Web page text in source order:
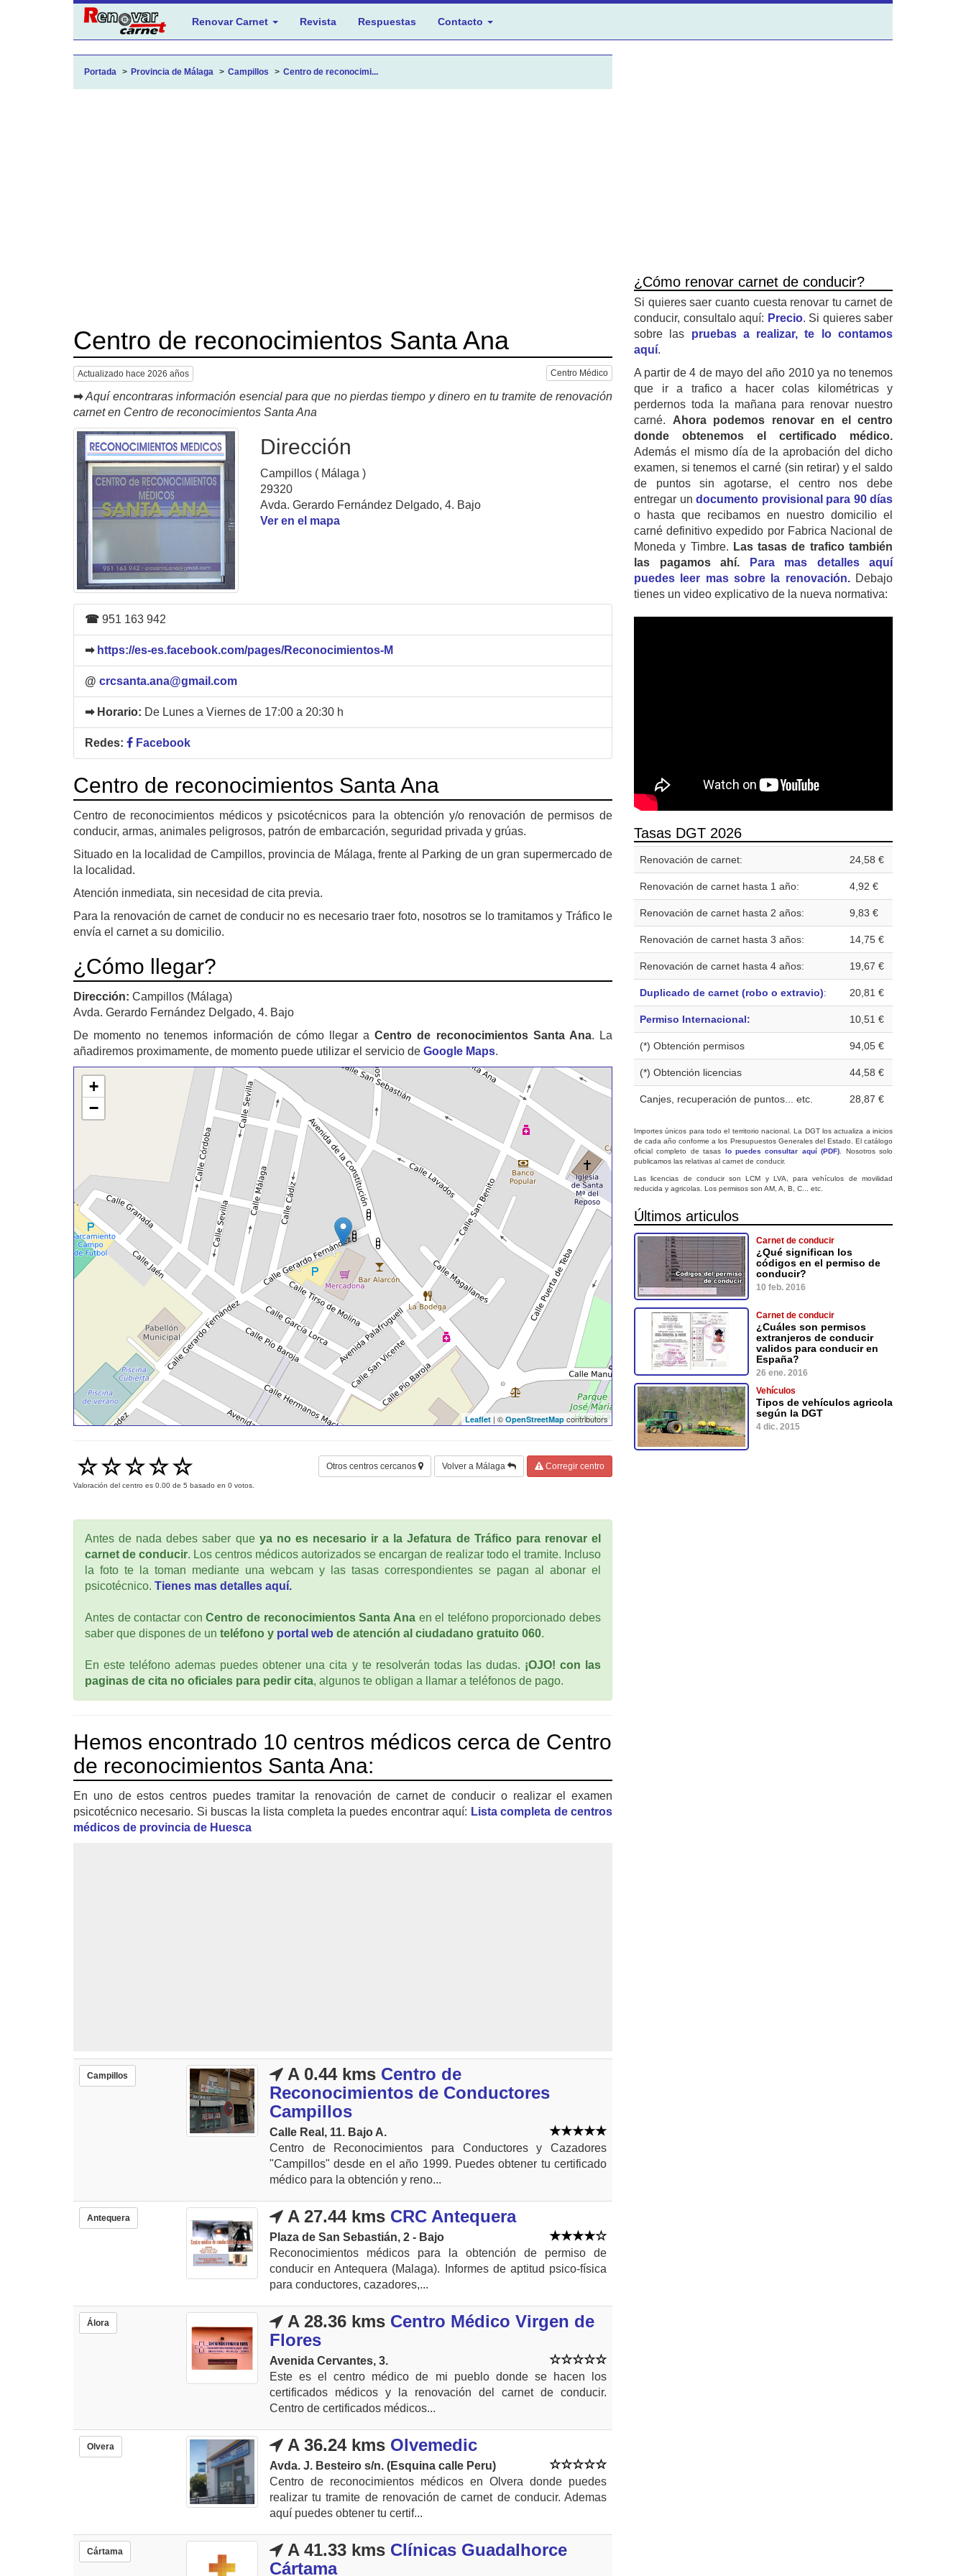
Renovar Carnet Revista Respuestas Contacto
Portada Provincia de Málaga Campillos Centro de reconocimi...
Centro de reconocimientos Santa Ana
Actualizado hace 2026 años Centro Médico
➡ Aquí encontraras información esencial para que no pierdas tiempo y dinero en tu tramite de renovación
carnet en Centro de reconocimientos Santa Ana
Dirección
Campillos ( Málaga )
29320
Avda. Gerardo Fernández Delgado, 4. Bajo
Ver en el mapa
☎ 951 163 942
➡ https://es-es.facebook.com/pages/Reconocimientos-M
@ crcsanta.ana@gmail.com
➡ Horario: De Lunes a Viernes de 17:00 a 20:30 h
Redes: Facebook
Centro de reconocimientos Santa Ana
Centro de reconocimientos médicos y psicotécnicos para la obtención y/o renovación de permisos de
conducir, armas, animales peligrosos, patrón de embarcación, seguridad privada y grúas.
Situado en la localidad de Campillos, provincia de Málaga, frente al Parking de un gran supermercado de
la localidad.
Atención inmediata, sin necesidad de cita previa.
Para la renovación de carnet de conducir no es necesario traer foto, nosotros se lo tramitamos y Tráfico le
envía el carnet a su domicilio.
¿Cómo llegar?
Dirección: Campillos (Málaga)
Avda. Gerardo Fernández Delgado, 4. Bajo
De momento no tenemos información de cómo llegar aCentro de reconocimientos Santa Ana. La
añadiremos proximamente, de momento puede utilizar el servicio de Google Maps.
+
−
Leaflet | © OpenStreetMap contributors
Valoración del centro es 0.00 de 5 basado en 0 votos.
Otros centros cercanos Volver a Málaga Corregir centro
Antes de nada debes saber que ya no es necesario ir a la Jefatura de Tráfico para renovar el
carnet de conducir. Los centros médicos autorizados se encargan de realizar todo el tramite. Incluso
la foto te la toman mediante una webcam y las tasas correspondientes se pagan al abonar el
psicotécnico. Tienes mas detalles aquí.
Antes de contactar conCentro de reconocimientos Santa Anaen el teléfono proporcionado debes
saber que dispones de un teléfono y portal web de atención al ciudadano gratuito 060.
En este teléfono ademas puedes obtener una cita y te resolverán todas las dudas. ¡OJO! con las
paginas de cita no oficiales para pedir cita, algunos te obligan a llamar a teléfonos de pago.
Hemos encontrado 10 centros médicos cerca de Centro
de reconocimientos Santa Ana:
En uno de estos centros puedes tramitar la renovación de carnet de conducir o realizar el examen
psicotécnico necesario. Si buscas la lista completa la puedes encontrar aquí: Lista completa de centros
médicos de provincia de Huesca
Campillos A 0.44 kms Centro de
Reconocimientos de Conductores
Campillos
Calle Real, 11. Bajo A.
Centro de Reconocimientos para Conductores y Cazadores
"Campillos" desde en el año 1999. Puedes obtener tu certificado
médico para la obtención y reno...
Antequera A 27.44 kms CRC Antequera
Plaza de San Sebastián, 2 - Bajo
Reconocimientos médicos para la obtención de permiso de
conducir en Antequera (Malaga). Informes de aptitud psico-física
para conductores, cazadores,...
Álora A 28.36 kms Centro Médico Virgen de
Flores
Avenida Cervantes, 3.
Este es el centro médico de mi pueblo donde se hacen los
certificados médicos y la renovación del carnet de conducir.
Centro de certificados médicos...
Olvera A 36.24 kms Olvemedic
Avda. J. Besteiro s/n. (Esquina calle Peru)
Centro de reconocimientos médicos en Olvera donde puedes
realizar tu tramite de renovación de carnet de conducir. Ademas
aquí puedes obtener tu certif...
Cártama A 41.33 kms Clínicas Guadalhorce
Cártama
¿Cómo renovar carnet de conducir?
Si quieres saer cuanto cuesta renovar tu carnet de
conducir, consultalo aquí: Precio. Si quieres saber
sobre las pruebas a realizar, te lo contamos
aquí.
A partir de 4 de mayo del año 2010 ya no tenemos
que ir a trafico a hacer colas kilométricas y
perdernos toda la mañana para renovar nuestro
carné. Ahora podemos renovar en el centro
donde obtenemos el certificado médico.
Además el mismo día de la aprobación del dicho
examen, si tenemos el carné (sin retirar) y el saldo
de puntos sin agotarse, el centro nos debe
entregar un documento provisional para 90 días
o hasta que recibamos en nuestro domicilio el
carné definitivo expedido por Fabrica Nacional de
Moneda y Timbre. Las tasas de trafico también
las pagamos ahí.
Para mas detalles aquí
puedes leer mas sobre la renovación.Debajo
tienes un video explicativo de la nueva normativa:
Tasas DGT 2026
Renovación de carnet: 24,58 €
Renovación de carnet hasta 1 año: 4,92 €
Renovación de carnet hasta 2 años: 9,83 €
Renovación de carnet hasta 3 años: 14,75 €
Renovación de carnet hasta 4 años: 19,67 €
Duplicado de carnet (robo o extravio): 20,81 €
Permiso Internacional: 10,51 €
(*) Obtención permisos 94,05 €
(*) Obtención licencias 44,58 €
Canjes, recuperación de puntos... etc. 28,87 €
Importes únicos para todo el territorio nacional. La DGT los actualiza a inicios
de cada año conforme a los Presupuestos Generales del Estado. El catálogo
oficial completo de tasas lo puedes consultar aquí (PDF) . Nosotros solo
publicamos las relativas al carnet de conducir.
Las licencias de conducir son LCM y LVA, para vehículos de movilidad
reducida y agricolas. Los permisos son AM, A, B, C... etc.
Últimos articulos
Carnet de conducir
¿Qué significan los
códigos en el permiso de
conducir?
10 feb. 2016
Carnet de conducir
¿Cuáles son permisos
extranjeros de conducir
validos para conducir en
España?
26 ene. 2016
Vehículos
Tipos de vehículos agricola
según la DGT
4 dic. 2015